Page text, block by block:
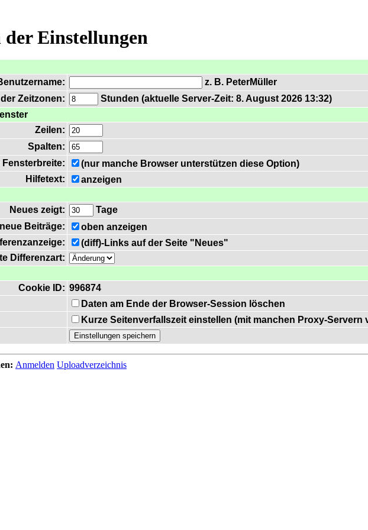
Einstellungen
z. B. PeterMüller
Zeitzonen:
Stunden (aktuelle Server-Zeit: 8. August 2026 13:32)
Zeilen:
Spalten:
Fensterbreite:
(nur manche Browser unterstützen diese Option)
Hilfetext:
anzeigen
Neues zeigt:
Tage
neue Beiträge:
oben anzeigen
(diff)-Links auf der Seite "Neues"
Differenzart:
Cookie ID: 996874
Daten am Ende der Browser-Session löschen
Kurze Seitenverfallszeit einstellen (mit manchen Proxy-Servern
Anmelden Uploadverzeichnis